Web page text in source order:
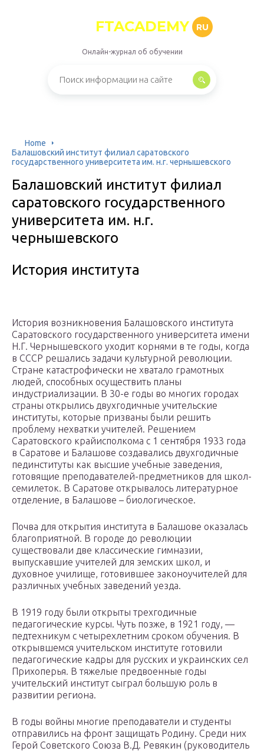
FTACADEMY RU
Онлайн-журнал об обучении
Home
Балашовский институт филиал саратовского
государственного университета им. н.г. чернышевского
Балашовский институт филиал
саратовского государственного
университета им. н.г.
чернышевского
История института
История возникновения Балашовского института
Саратовского государственного университета имени
Н.Г. Чернышевского уходит корнями в те годы, когда
в СССР решались задачи культурной революции.
Стране катастрофически не хватало грамотных
людей, способных осуществить планы
индустриализации. В 30-е годы во многих городах
страны открылись двухгодичные учительские
институты, которые призваны были решить
проблему нехватки учителей. Решением
Саратовского крайисполкома с 1 сентября 1933 года
в Саратове и Балашове создавались двухгодичные
пединституты как высшие учебные заведения,
готовящие преподавателей-предметников для школ-
семилеток. В Саратове открывалось литературное
отделение, в Балашове – биологическое.
Почва для открытия института в Балашове оказалась
благоприятной. В городе до революции
существовали две классические гимназии,
выпускавшие учителей для земских школ, и
духовное училище, готовившее законоучителей для
различных учебных заведений уезда.
В 1919 году были открыты трехгодичные
педагогические курсы. Чуть позже, в 1921 году, —
педтехникум с четырехлетним сроком обучения. В
открывшемся учительском институте готовили
педагогические кадры для русских и украинских сел
Прихоперья. В тяжелые предвоенные годы
учительский институт сыграл большую роль в
развитии региона.
В годы войны многие преподаватели и студенты
отправились на фронт защищать Родину. Среди них
Герой Советского Союза В.Д. Ревякин (руководитель